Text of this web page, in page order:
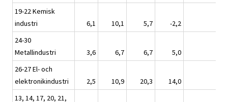
19-22 Kemisk
industri
6,1 10,1 5,7 -2,2
24-30
Metallindustri
3,6 6,7 6,7 5,0
26-27 El- och
elektronikindustri
2,5 10,9 20,3 14,0
13, 14, 17, 20, 21,